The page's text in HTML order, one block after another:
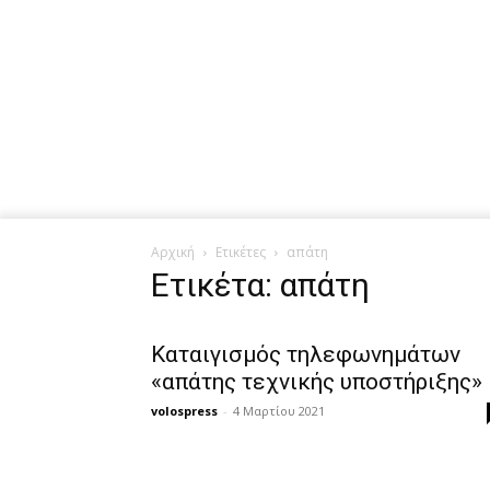
Αρχική Ετικέτες απάτη
Ετικέτα: απάτη
Καταιγισμός τηλεφωνημάτων
«απάτης τεχνικής υποστήριξης»
volospress - 4 Μαρτίου 2021